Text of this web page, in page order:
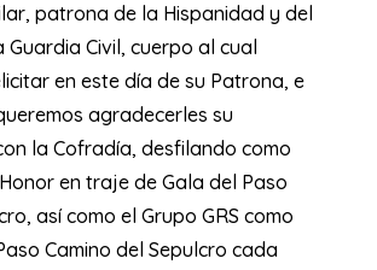
patrona de la Hispanidad y del
Guardia Civil, cuerpo al cual
en este día de su Patrona, e
agradecerles su
la Cofradía, desfilando como
en traje de Gala del Paso
así como el Grupo GRS como
Camino del Sepulcro cada